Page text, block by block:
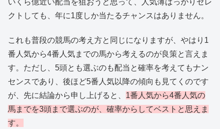
クトしても、年に1度しか当たるチャンスはありません。
これも普段の競馬の考え方と同じになりますが、やはり1
番人気から4番人気までの馬から考えるのが良策と言えま
す。ただし、5頭とも選ぶのも配当と確率を考えてもナン
センスであり、後ほど5番人気以降の傾向も見てくのです
が、先に結論から申し上げると、 1番人気から4番人気の
馬までを3頭まで選ぶのが、確率からしてベストと思えま
す。